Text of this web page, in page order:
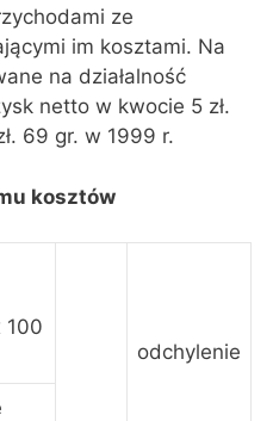
ze
im kosztami. Na
na działalność
netto w kwocie 5 zł.
69 gr. w 1999 r.
kosztów
100
odchylenie